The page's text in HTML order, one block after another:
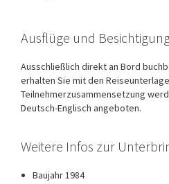
Ausflüge und
Ausschließlich direkt an Bord
erhalten Sie mit den
Teilnehmerzusammensetzung
Deutsch-Englisch angeboten.
Weitere Infos zur
Baujahr 1984